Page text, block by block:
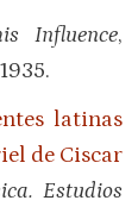
Influence,
latinas
de Ciscar
Estudios